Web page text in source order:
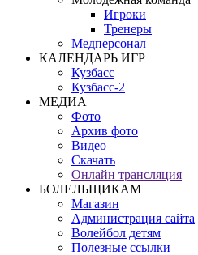
Игроки
Тренеры
Медперсонал
КАЛЕНДАРЬ ИГР
Кузбасс
Кузбасс-2
МЕДИА
Фото
Архив фото
Видео
Скачать
Онлайн трансляция
БОЛЕЛЬЩИКАМ
Магазин
Администрация сайта
Волейбол детям
Полезные ссылки